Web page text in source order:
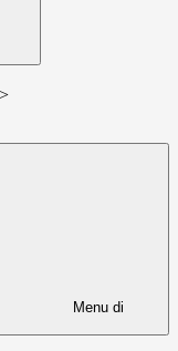
>
Menu di